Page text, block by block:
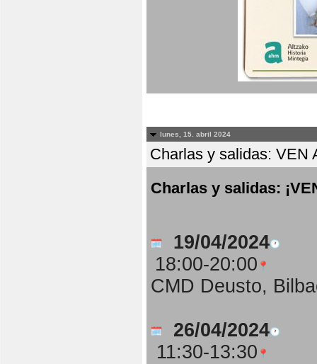
lunes, 15. abril 2024
Charlas y salidas: VEN
Charlas y salidas:
19/04/2024
18:00-20:00
CMD Deusto,
26/04/2024
11:30-13:30